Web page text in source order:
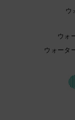
ウ
ウォ
ウォータ